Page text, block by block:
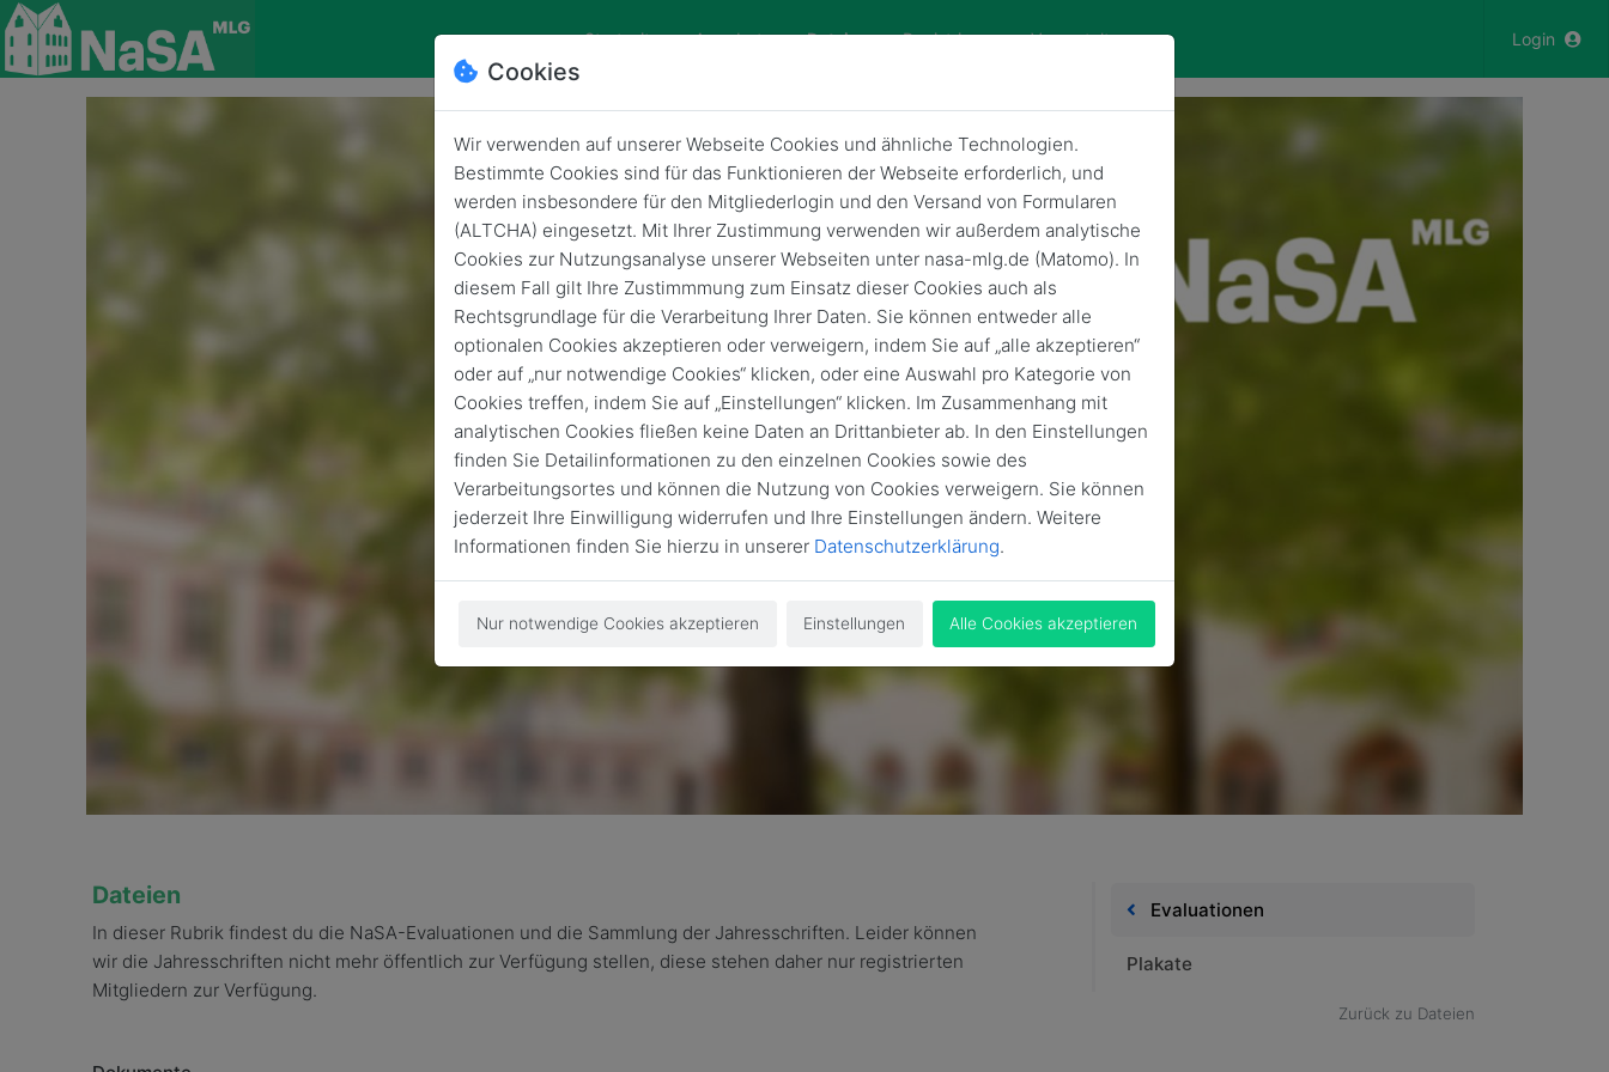
Startseite Angebote Dateien Registrieren Veranstaltungen Login
Dateien
In dieser Rubrik findest du die NaSA-Evaluationen und die Sammlung der Jahresschriften. Leider können
wir die Jahresschriften nicht mehr öffentlich zur Verfügung stellen, diese stehen daher nur registrierten
Mitgliedern zur Verfügung.
Evaluationen
Plakate
Zurück zu Dateien
Cookies
Wir verwenden auf unserer Webseite Cookies und ähnliche Technologien.
Bestimmte Cookies sind für das Funktionieren der Webseite erforderlich, und
werden insbesondere für den Mitgliederlogin und den Versand von Formularen
(ALTCHA) eingesetzt. Mit Ihrer Zustimmung verwenden wir außerdem analytische
Cookies zur Nutzungsanalyse unserer Webseiten unter nasa-mlg.de (Matomo). In
diesem Fall gilt Ihre Zustimmmung zum Einsatz dieser Cookies auch als
Rechtsgrundlage für die Verarbeitung Ihrer Daten. Sie können entweder alle
optionalen Cookies akzeptieren oder verweigern, indem Sie auf „alle akzeptieren“
oder auf „nur notwendige Cookies“ klicken, oder eine Auswahl pro Kategorie von
Cookies treffen, indem Sie auf „Einstellungen“ klicken. Im Zusammenhang mit
analytischen Cookies fließen keine Daten an Drittanbieter ab. In den Einstellungen
finden Sie Detailinformationen zu den einzelnen Cookies sowie des
Verarbeitungsortes und können die Nutzung von Cookies verweigern. Sie können
jederzeit Ihre Einwilligung widerrufen und Ihre Einstellungen ändern. Weitere
Informationen finden Sie hierzu in unserer Datenschutzerklärung.
Nur notwendige Cookies akzeptieren Einstellungen Alle Cookies akzeptieren